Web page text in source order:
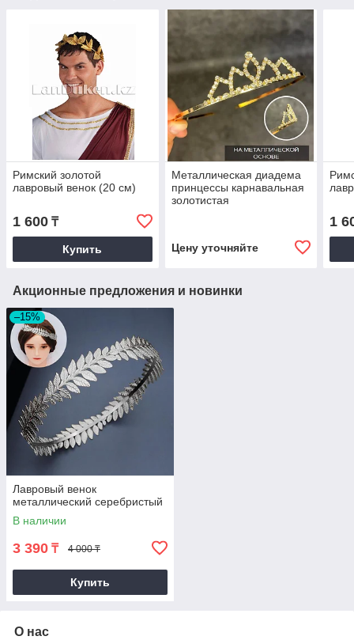
Римский золотой
лавровый венок (20 см)
1 600 ₸
Купить
Металлическая диадема
принцессы карнавальная
золотистая
Цену уточняйте
1
Акционные предложения и новинки
–15%
Лавровый венок
металлический серебристый
В наличии
3 390 ₸ 4 000 ₸
Купить
О нас